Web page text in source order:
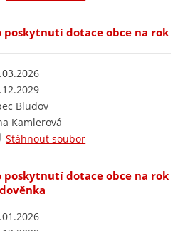
dotace obce na rok
Bludov
Kamlerová
Stáhnout soubor
dotace obce na rok